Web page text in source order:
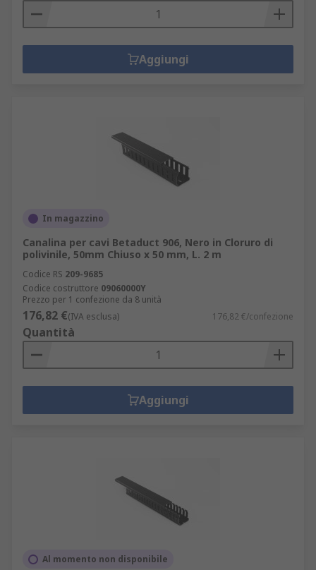
Aggiungi
In magazzino
Canalina per cavi Betaduct 906, Nero in Cloruro di
polivinile, 50mm Chiuso x 50 mm, L. 2 m
Codice RS 209-9685
Codice costruttore 09060000Y
Prezzo per 1 confezione da 8 unità
176,82 €(IVA esclusa) 176,82 €/confezione
Quantità
Aggiungi
Al momento non disponibile